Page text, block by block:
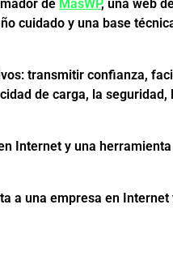
de MasWP, una web
cuidado y una base
transmitir confianza,
de carga, la
Internet y una
a una empresa en